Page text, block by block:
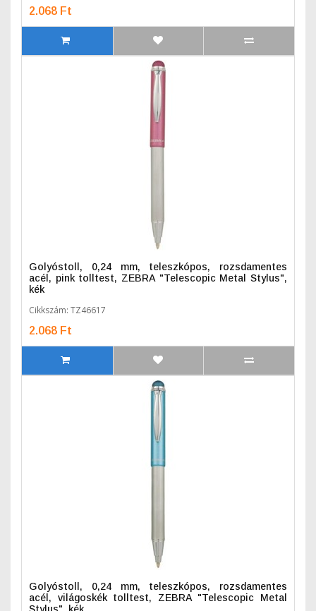
2.068 Ft
Golyóstoll, 0,24 mm, teleszkópos, rozsdamentes
acél, pink tolltest, ZEBRA "Telescopic Metal Stylus",
kék
Cikkszám: TZ46617
2.068 Ft
Golyóstoll, 0,24 mm, teleszkópos, rozsdamentes
acél, világoskék tolltest, ZEBRA "Telescopic Metal